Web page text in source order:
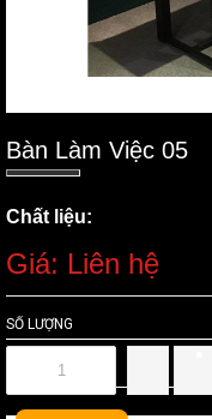
Bàn Làm Việc 05
Chất liệu:
Giá: Liên hệ
SỐ LƯỢNG